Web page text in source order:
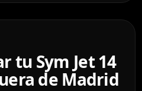
tu Sym Jet 14
de Madrid